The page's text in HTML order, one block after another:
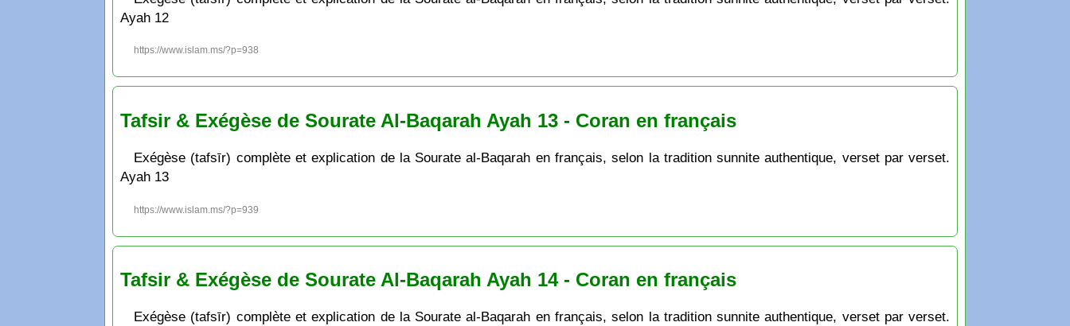
Ayah 12
https://www.islam.ms/?p=938
Tafsir & Exégèse de Sourate Al-Baqarah Ayah 13 - Coran en français
Exégèse (tafsīr) complète et explication de la Sourate al-Baqarah en français, selon la tradition sunnite authentique, verset par verset.
Ayah 13
https://www.islam.ms/?p=939
Tafsir & Exégèse de Sourate Al-Baqarah Ayah 14 - Coran en français
Exégèse (tafsīr) complète et explication de la Sourate al-Baqarah en français, selon la tradition sunnite authentique, verset par verset.